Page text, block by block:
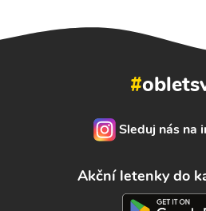
#
Sleduj nás na
Akční letenky do